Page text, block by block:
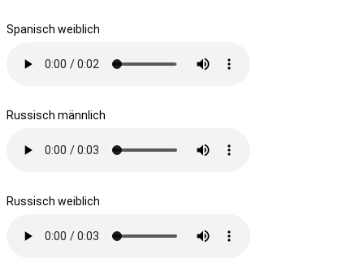
Spanisch weiblich
Russisch männlich
Russisch weiblich